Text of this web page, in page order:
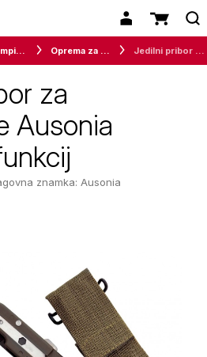
Kampiranje Oprema za kampiranje
za
Ausonia
znamka: Ausonia